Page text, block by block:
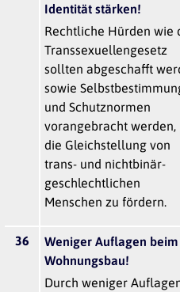
Identität stärken!
Rechtliche Hürden wie
Transsexuellengesetz
sollten abgeschafft
sowie
und Schutznormen
vorangebracht werden,
die Gleichstellung von
trans- und nichtbinär-
geschlechtlichen
Menschen zu fördern.
36
Weniger Auflagen beim
Wohnungsbau!
Durch weniger